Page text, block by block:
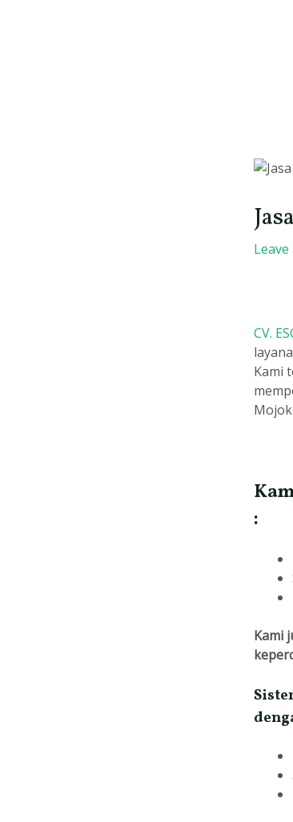
CV.
Kami
:
Kami
Post